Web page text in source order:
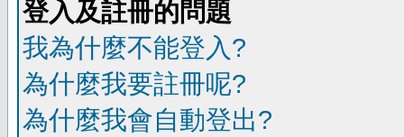
登入及註冊的問題
我為什麼不能登入?
為什麼我要註冊呢?
為什麼我會自動登出?